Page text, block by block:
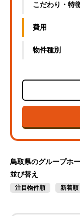
こだわり・ 特
費用
物件種別
鳥取県のグループホ
並び替え
注目物件順 新着順